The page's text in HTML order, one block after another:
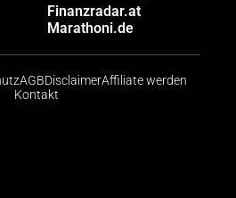
Finanzradar.at
Marathoni.de
AGBDisclaimerAffiliate werden
Kontakt